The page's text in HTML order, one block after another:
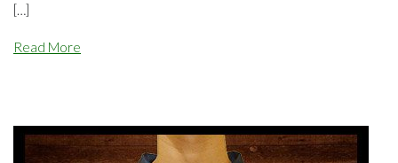
[…]
Read More